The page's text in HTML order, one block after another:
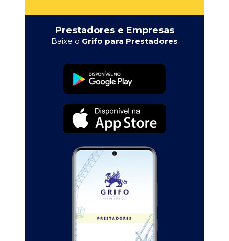
Prestadores e Empresas
Baixe o Grifo para Prestadores